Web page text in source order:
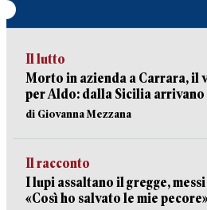
Il lutto
Morto in azienda a Carrara, il
per Aldo: dalla Sicilia
di Giovanna Mezzana
Il racconto
I lupi assaltano il gregge,
«Così ho salvato le mie